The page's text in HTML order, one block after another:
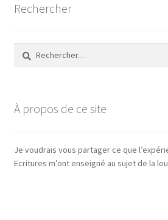
Rechercher
Rechercher :
À propos de ce site
Je voudrais vous partager ce que
Ecritures m’ont enseigné au sujet de la